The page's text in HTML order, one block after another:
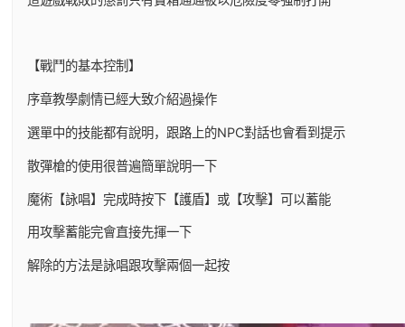
【戰鬥的基本控制】
序章教學劇情已經大致介紹過操作
選單中的技能都有說明，跟路上的NPC對話也會看到提示
散彈槍的使用很普遍簡單說明一下
魔術【詠唱】完成時按下【護盾】或【攻擊】可以蓄能
用攻擊蓄能完會直接先揮一下
解除的方法是詠唱跟攻擊兩個一起按